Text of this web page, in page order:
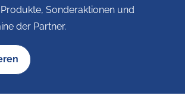
Sonderaktionen und
der Partner.